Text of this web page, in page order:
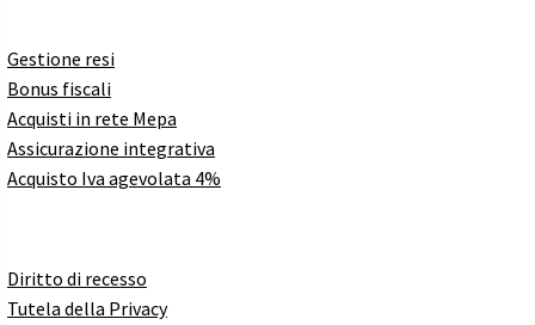
Gestione resi
Bonus fiscali
Acquisti in rete Mepa
Assicurazione integrativa
Acquisto Iva agevolata 4%
Diritto di recesso
Tutela della Privacy